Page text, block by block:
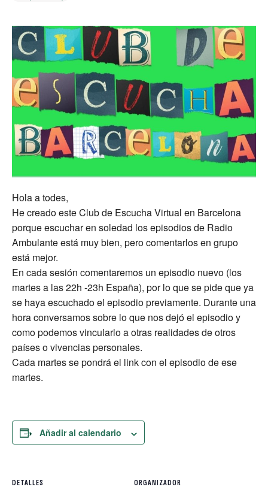
Hola a todes,
He creado este Club de Escucha Virtual en Barcelona
porque escuchar en soledad los episodios de Radio
Ambulante está muy bien, pero comentarlos en grupo
está mejor.
En cada sesión comentaremos un episodio nuevo (los
martes a las 22h -23h España), por lo que se pide que ya
se haya escuchado el episodio previamente. Durante una
hora conversamos sobre lo que nos dejó el episodio y
como podemos vincularlo a otras realidades de otros
países o vivencias personales.
Cada martes se pondrá el link con el episodio de ese
martes.
Añadir al calendario
DETALLES ORGANIZADOR